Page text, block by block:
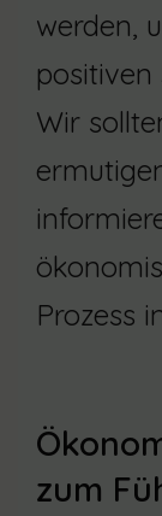
werden,
positiven
Wir
Prozess
zum